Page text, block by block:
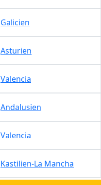
Galicien
Asturien
Valencia
Andalusien
Valencia
Kastilien-La Mancha